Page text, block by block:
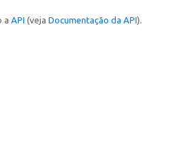
a API (veja Documentação da API).